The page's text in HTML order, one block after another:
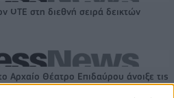
ΟΤΕ στη διεθνή σειρά δεικτών
Αρχαίο Θέατρο Επιδαύρου άνοιξε τις